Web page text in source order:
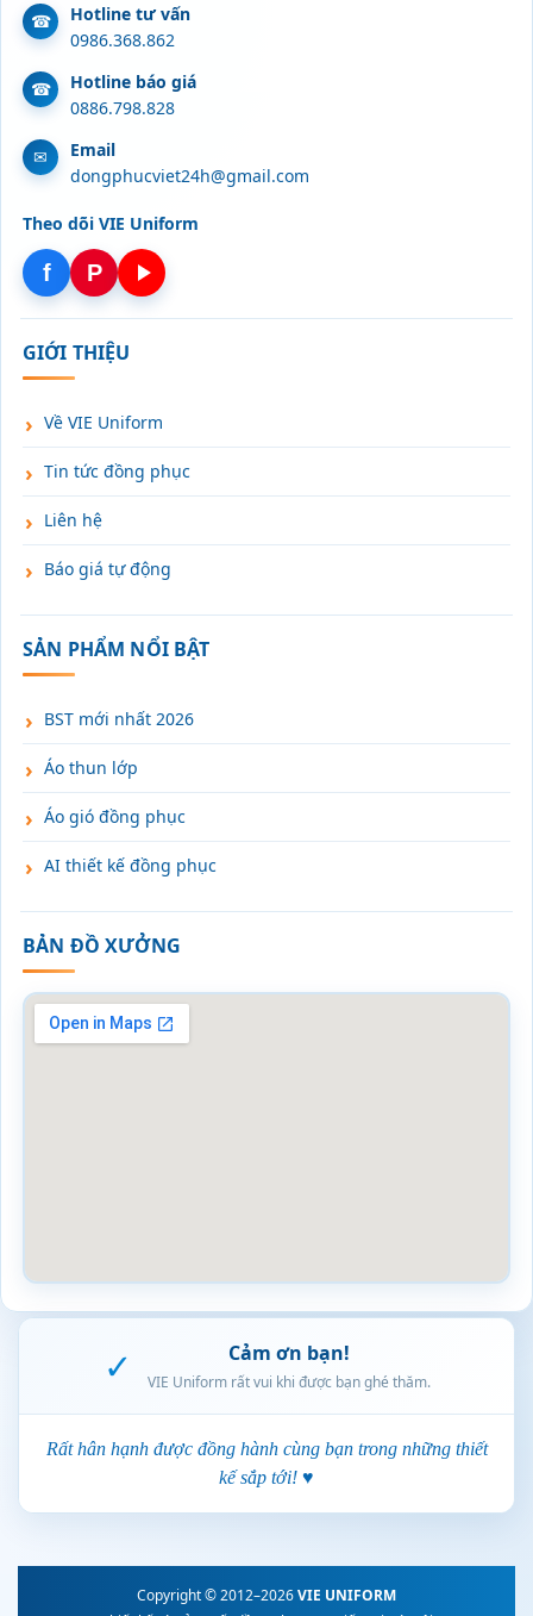
Hotline tư vấn
0986.368.862
Hotline báo giá
0886.798.828
Email
dongphucviet24h@gmail.com
Theo dõi VIE Uniform
f P
GIỚI THIỆU
Về VIE Uniform
Tin tức đồng phục
Liên hệ
Báo giá tự động
SẢN PHẨM NỔI BẬT
BST mới nhất 2026
Áo thun lớp
Áo gió đồng phục
AI thiết kế đồng phục
BẢN ĐỒ XƯỞNG
✓ Cảm ơn bạn!
VIE Uniform rất vui khi được bạn ghé thăm.
Rất hân hạnh được đồng hành cùng bạn trong những thiết
kế sắp tới! ♥
Copyright © 2012–2026VIE UNIFORM